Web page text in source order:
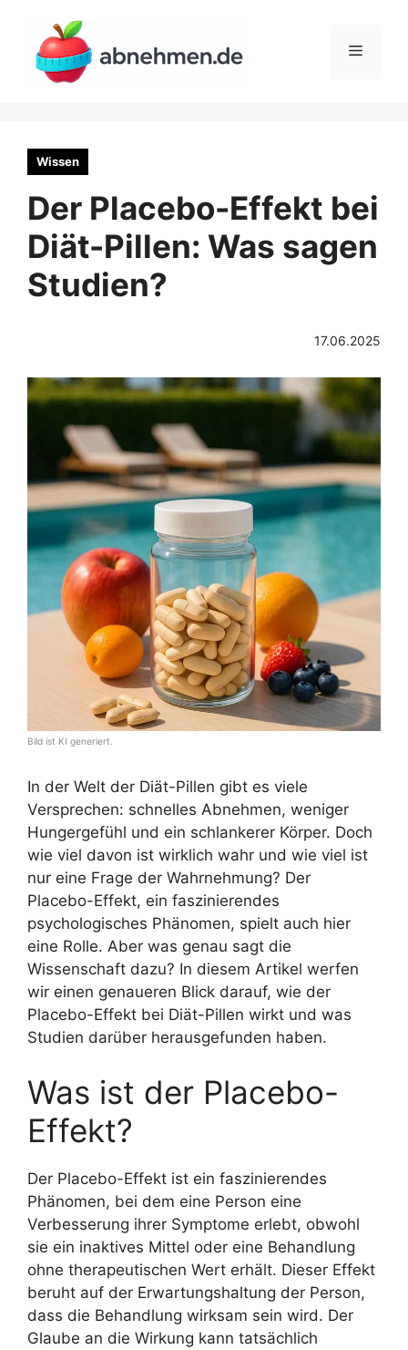
springen
Menü
Wissen
Der Placebo-Effekt bei
Diät-Pillen: Was sagen
Studien?
17.06.2025
Bild ist KI generiert.
In der Welt der Diät-Pillen gibt es viele
Versprechen: schnelles Abnehmen, weniger
Hungergefühl und ein schlankerer Körper. Doch
wie viel davon ist wirklich wahr und wie viel ist
nur eine Frage der Wahrnehmung? Der
Placebo-Effekt, ein faszinierendes
psychologisches Phänomen, spielt auch hier
eine Rolle. Aber was genau sagt die
Wissenschaft dazu? In diesem Artikel werfen
wir einen genaueren Blick darauf, wie der
Placebo-Effekt bei Diät-Pillen wirkt und was
Studien darüber herausgefunden haben.
Was ist der Placebo-
Effekt?
Der Placebo-Effekt ist ein faszinierendes
Phänomen, bei dem eine Person eine
Verbesserung ihrer Symptome erlebt, obwohl
sie ein inaktives Mittel oder eine Behandlung
ohne therapeutischen Wert erhält. Dieser Effekt
beruht auf der Erwartungshaltung der Person,
dass die Behandlung wirksam sein wird. Der
Glaube an die Wirkung kann tatsächlich